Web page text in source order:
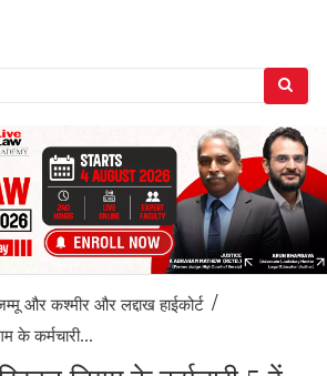
और कश्मीर और लद्दाख हाईकोर्ट /
के कर्मचारी...